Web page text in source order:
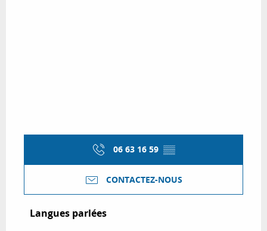
06 63 16 59 ▒▒
CONTACTEZ-NOUS
Langues parlées
Langues parlées